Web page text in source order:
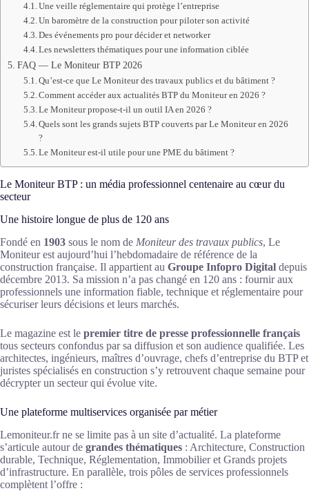
Une veille réglementaire qui protège l’entreprise
Un baromètre de la construction pour piloter son activité
Des événements pro pour décider et networker
Les newsletters thématiques pour une information ciblée
FAQ — Le Moniteur BTP 2026
Qu’est-ce que Le Moniteur des travaux publics et du bâtiment ?
Comment accéder aux actualités BTP du Moniteur en 2026 ?
Le Moniteur propose-t-il un outil IA en 2026 ?
Quels sont les grands sujets BTP couverts par Le Moniteur en 2026
?
Le Moniteur est-il utile pour une PME du bâtiment ?
Le Moniteur BTP : un média professionnel centenaire au cœur du
secteur
Une histoire longue de plus de 120 ans
Fondé en 1903 sous le nom de Moniteur des travaux publics, Le
Moniteur est aujourd’hui l’hebdomadaire de référence de la
construction française. Il appartient au Groupe Infopro Digital depuis
décembre 2013. Sa mission n’a pas changé en 120 ans : fournir aux
professionnels une information fiable, technique et réglementaire pour
sécuriser leurs décisions et leurs marchés.
Le magazine est le premier titre de presse professionnelle français
tous secteurs confondus par sa diffusion et son audience qualifiée. Les
architectes, ingénieurs, maîtres d’ouvrage, chefs d’entreprise du BTP et
juristes spécialisés en construction s’y retrouvent chaque semaine pour
décrypter un secteur qui évolue vite.
Une plateforme multiservices organisée par métier
Lemoniteur.fr ne se limite pas à un site d’actualité. La plateforme
s’articule autour de grandes thématiques : Architecture, Construction
durable, Technique, Réglementation, Immobilier et Grands projets
d’infrastructure. En parallèle, trois pôles de services professionnels
complètent l’offre :